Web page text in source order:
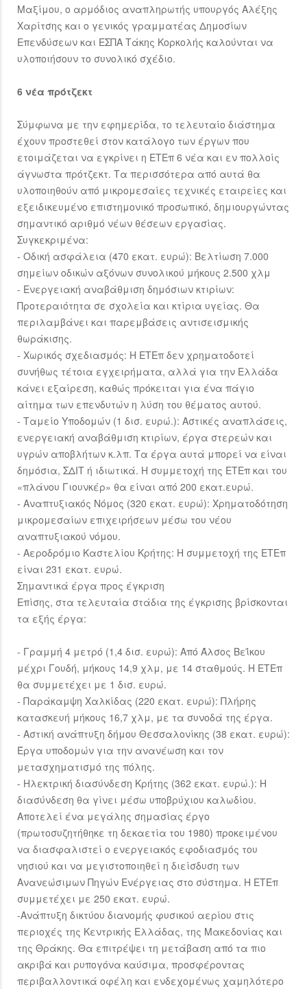
Μαξίμου, ο αρμόδιος αναπληρωτής υπουργός Αλέξης
Χαρίτσης και ο γενικός γραμματέας Δημοσίων
Επενδύσεων και ΕΣΠΑ Τάκης Κορκολής καλούνται να
υλοποιήσουν το συνολικό σχέδιο.
6 νέα πρότζεκτ
Σύμφωνα με την εφημερίδα, το τελευταίο διάστημα
έχουν προστεθεί στον κατάλογο των έργων που
ετοιμάζεται να εγκρίνει η ΕΤΕπ 6 νέα και εν πολλοίς
άγνωστα πρότζεκτ. Τα περισσότερα από αυτά θα
υλοποιηθούν από μικρομεσαίες τεχνικές εταιρείες και
εξειδικευμένο επιστημονικό προσωπικό, δημιουργώντας
σημαντικό αριθμό νέων θέσεων εργασίας.
Συγκεκριμένα:
- Οδική ασφάλεια (470 εκατ. ευρώ): Βελτίωση 7.000
σημείων οδικών αξόνων συνολικού μήκους 2.500 χλμ
- Ενεργειακή αναβάθμιση δημόσιων κτιρίων:
Προτεραιότητα σε σχολεία και κτίρια υγείας. Θα
περιλαμβάνει και παρεμβάσεις αντισεισμικής
θωράκισης.
- Χωρικός σχεδιασμός: Η ΕΤΕπ δεν χρηματοδοτεί
συνήθως τέτοια εγχειρήματα, αλλά για την Ελλάδα
κάνει εξαίρεση, καθώς πρόκειται για ένα πάγιο
αίτημα των επενδυτών η λύση του θέματος αυτού.
- Ταμείο Υποδομών (1 δισ. ευρώ.): Αστικές αναπλάσεις,
ενεργειακή αναβάθμιση κτιρίων, έργα στερεών και
υγρών αποβλήτων κ.λπ. Τα έργα αυτά μπορεί να είναι
δημόσια, ΣΔΙΤ ή ιδιωτικά. Η συμμετοχή της ΕΤΕπ και του
«πλάνου Γιουνκέρ» θα είναι από 200 εκατ.ευρώ.
- Αναπτυξιακός Νόμος (320 εκατ. ευρώ): Χρηματοδότηση
μικρομεσαίων επιχειρήσεων μέσω του νέου
αναπτυξιακού νόμου.
- Αεροδρόμιο Καστελίου Κρήτης: Η συμμετοχή της ΕΤΕπ
είναι 231 εκατ. ευρώ.
Σημαντικά έργα προς έγκριση
Επίσης, στα τελευταία στάδια της έγκρισης βρίσκονται
τα εξής έργα:
- Γραμμή 4 μετρό (1,4 δισ. ευρώ): Από Άλσος Βεΐκου
μέχρι Γουδή, μήκους 14,9 χλμ, με 14 σταθμούς. Η ΕΤΕπ
θα συμμετέχει με 1 δισ. ευρώ.
- Παράκαμψη Χαλκίδας (220 εκατ. ευρώ): Πλήρης
κατασκευή μήκους 16,7 χλμ, με τα συνοδά της έργα.
- Αστική ανάπτυξη δήμου Θεσσαλονίκης (38 εκατ. ευρώ):
Έργα υποδομών για την ανανέωση και τον
μετασχηματισμό της πόλης.
- Ηλεκτρική διασύνδεση Κρήτης (362 εκατ. ευρώ.): Η
διασύνδεση θα γίνει μέσω υποβρύχιου καλωδίου.
Αποτελεί ένα μεγάλης σημασίας έργο
(πρωτοσυζητήθηκε τη δεκαετία του 1980) προκειμένου
να διασφαλιστεί ο ενεργειακός εφοδιασμός του
νησιού και να μεγιστοποιηθεί η διείσδυση των
Ανανεώσιμων Πηγών Ενέργειας στο σύστημα. Η ΕΤΕπ
συμμετέχει με 250 εκατ. ευρώ.
-Ανάπτυξη δικτύου διανομής φυσικού αερίου στις
περιοχές της Κεντρικής Ελλάδας, της Μακεδονίας και
της Θράκης. Θα επιτρέψει τη μετάβαση από τα πιο
ακριβά και ρυπογόνα καύσιμα, προσφέροντας
περιβαλλοντικά οφέλη και ενδεχομένως χαμηλότερο